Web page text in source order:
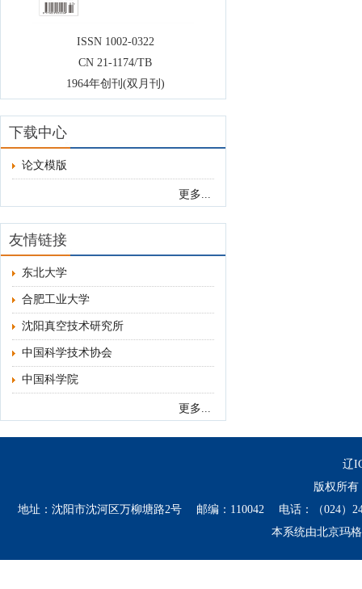
ISSN 1002-0322
CN 21-1174/TB
1964年创刊(双月刊)
下载中心
论文模版
更多...
友情链接
东北大学
合肥工业大学
沈阳真空技术研究所
中国科学技术协会
中国科学院
更多...
辽
版权所
地址：沈阳市沈河区万柳塘路2号 邮编：110042 电话：（024）
本系统由北京玛